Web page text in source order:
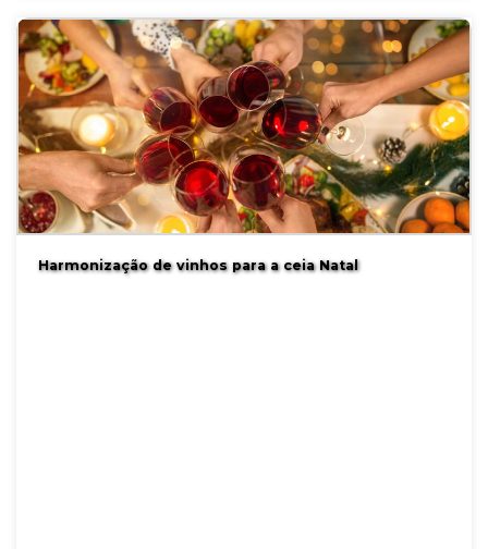
Harmonização de vinhos para a ceia Natal